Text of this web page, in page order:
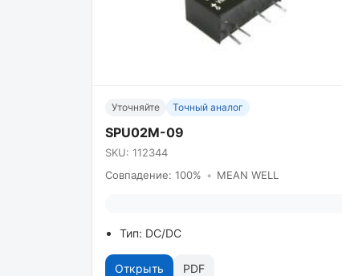
Уточняйте Точный аналог
SPU02M-09
SKU: 112344
Совпадение: 100% • MEAN WELL
Тип: DC/DC
Открыть PDF